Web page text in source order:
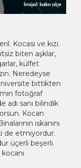
Kocası ve kızı.
biten aşklar,
külfet
Neredeyse
bittikten
fotoğraf
adı sanı bilindik
Kocan
iskanını
de etmiyordur.
üçerli beşerli.